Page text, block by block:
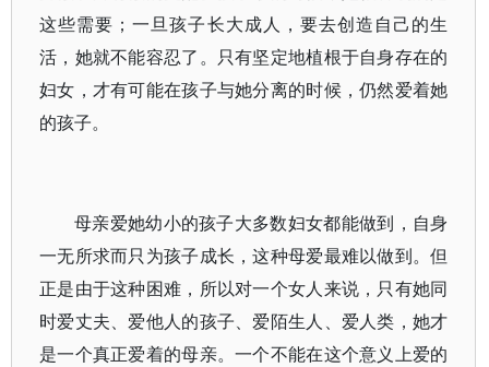
这些需要；一旦孩子长大成人，要去创造自己的生
活，她就不能容忍了。只有坚定地植根于自身存在的
妇女，才有可能在孩子与她分离的时候，仍然爱着她
的孩子。
母亲爱她幼小的孩子大多数妇女都能做到，自身
一无所求而只为孩子成长，这种母爱最难以做到。但
正是由于这种困难，所以对一个女人来说，只有她同
时爱丈夫、爱他人的孩子、爱陌生人、爱人类，她才
是一个真正爱着的母亲。一个不能在这个意义上爱的